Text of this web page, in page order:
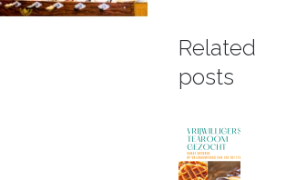
Related
posts